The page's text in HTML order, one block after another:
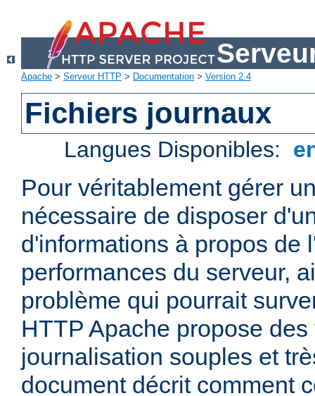
Apache > Serveur HTTP > Documentation > Version 2.4
Fichiers journaux
Langues Disponibles:
Pour véritablement gérer
nécessaire de disposer
d'informations à propos de
performances du serveur,
problème qui pourrait
HTTP Apache propose
journalisation souples et
document décrit comment